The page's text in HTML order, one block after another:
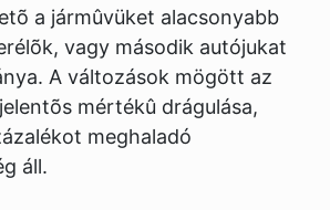
a jármûvüket alacsonyabb
vagy második autójukat
A változások mögött az
mértékû drágulása,
meghaladó
áll.